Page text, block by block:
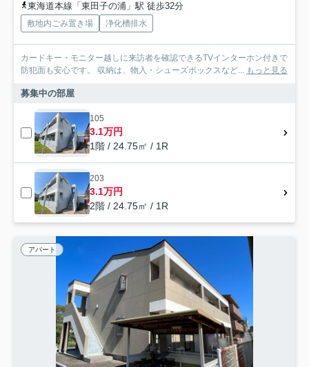
東海道本線「東田子の浦」駅 徒歩32分
敷地内ごみ置き場 浄化槽排水
カードキー・モニター越しに来訪者を確認できるTVインターホン付きで
防犯面も安心です。 収納は、物入・シューズボックスなど... もっと見る
募集中の部屋
105
3.1万円
1階 / 24.75㎡ / 1R
203
3.1万円
2階 / 24.75㎡ / 1R
アパート